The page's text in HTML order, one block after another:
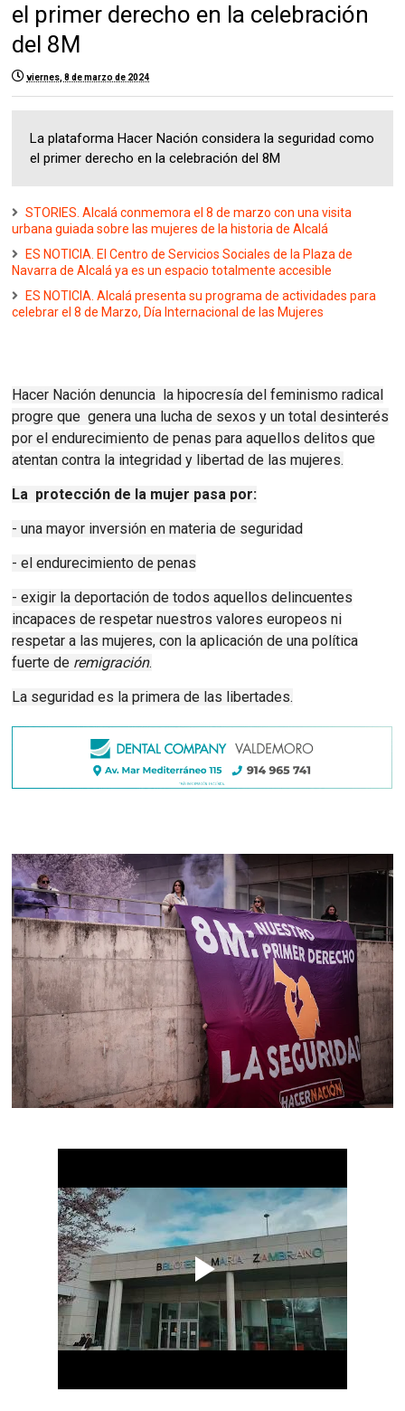
el primer derecho en la celebración
del 8M
viernes, 8 de marzo de 2024
La plataforma Hacer Nación considera la seguridad como
el primer derecho en la celebración del 8M
STORIES. Alcalá conmemora el 8 de marzo con una visita
urbana guiada sobre las mujeres de la historia de Alcalá
ES NOTICIA. El Centro de Servicios Sociales de la Plaza de
Navarra de Alcalá ya es un espacio totalmente accesible
ES NOTICIA. Alcalá presenta su programa de actividades para
celebrar el 8 de Marzo, Día Internacional de las Mujeres
Hacer Nación denuncia la hipocresía del feminismo radical
progre que genera una lucha de sexos y un total desinterés
por el endurecimiento de penas para aquellos delitos que
atentan contra la integridad y libertad de las mujeres.
La protección de la mujer pasa por:
- una mayor inversión en materia de seguridad
- el endurecimiento de penas
- exigir la deportación de todos aquellos delincuentes
incapaces de respetar nuestros valores europeos ni
respetar a las mujeres, con la aplicación de una política
fuerte de remigración.
La seguridad es la primera de las libertades.